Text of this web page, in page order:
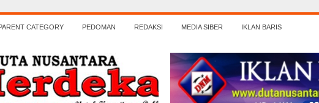
CATEGORY PEDOMAN REDAKSI MEDIA SIBER IKLAN BARIS